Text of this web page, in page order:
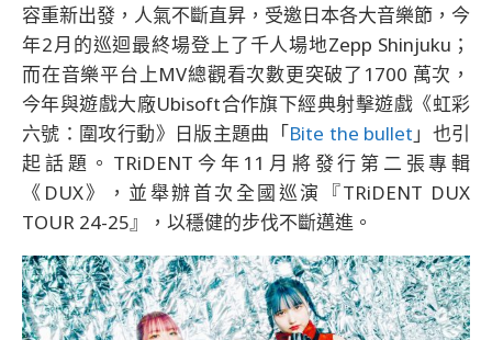
容重新出發，人氣不斷直昇，受邀日本各大音樂節，今
年2月的巡迴最終場登上了千人場地Zepp Shinjuku；
而在音樂平台上MV總觀看次數更突破了1700 萬次，
今年與遊戲大廠Ubisoft合作旗下經典射擊遊戲《虹彩
六號：圍攻行動》日版主題曲「Bite the bullet 」也引
起話題。TRiDENT今年11月將發行第二張專輯
《DUX》，並舉辦首次全國巡演『TRiDENT DUX
TOUR 24-25』，以穩健的步伐不斷邁進。